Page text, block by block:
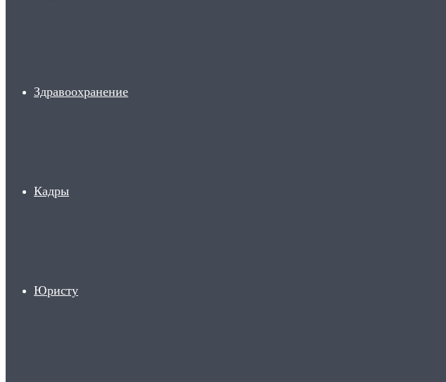
Здравоохранение
Кадры
Юристу